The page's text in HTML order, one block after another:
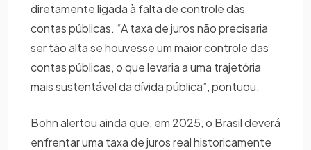
diretamente ligada à falta de controle das
contas públicas. “A taxa de juros não precisaria
ser tão alta se houvesse um maior controle das
contas públicas, o que levaria a uma trajetória
mais sustentável da dívida pública”, pontuou.
Bohn alertou ainda que, em 2025, o Brasil deverá
enfrentar uma taxa de juros real historicamente